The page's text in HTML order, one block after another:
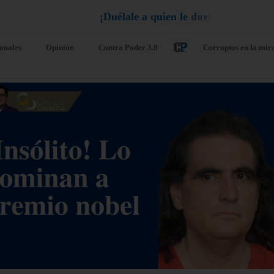
¡Duélale a quien le du e
Opinión Contra Poder 3.0 Corruptos en la
UU. crea una
18 países de
para
la lucha
el crimen
ilegítimo de
Vargas revela
hay 1.579
los terremotos
Nacionales
Caracas. – El ilegítimo
chavista del estado